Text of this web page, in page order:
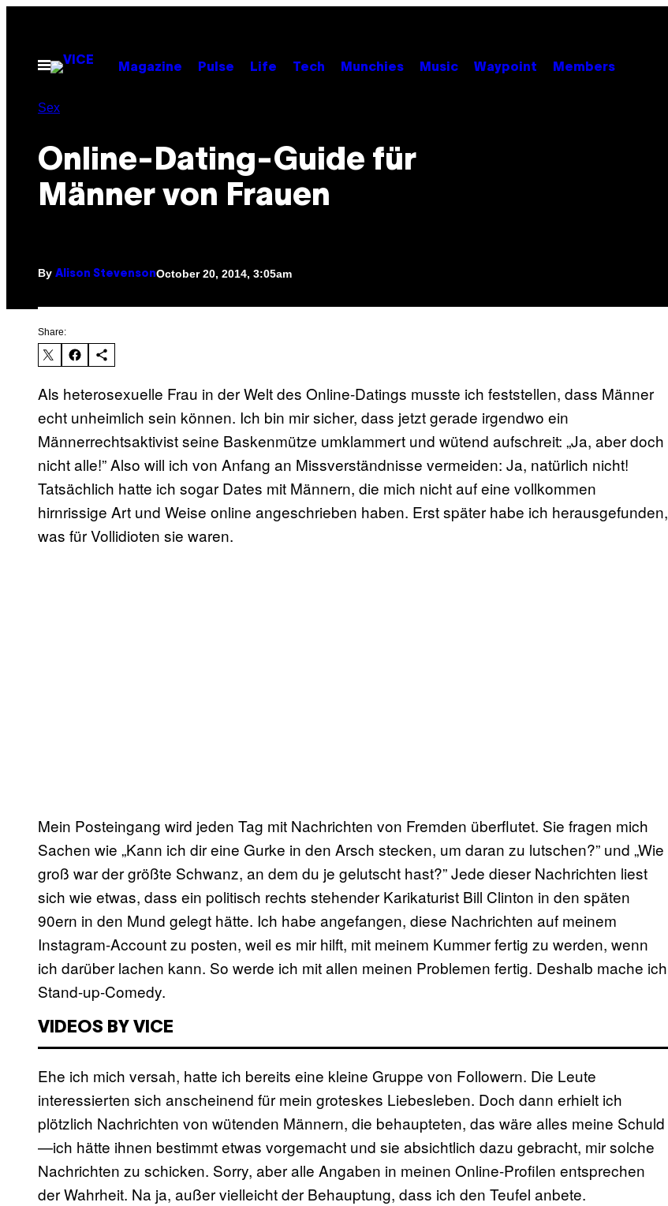
contentOpen
Menu
Magazine Pulse Life Tech Munchies Music Waypoint Members
Sex
Online-Dating-Guide für
Männer von Frauen
By Alison StevensonOctober 20, 2014, 3:05am
Share:
Als heterosexuelle Frau in der Welt des Online-Datings musste ich feststellen, dass Männer
echt unheimlich sein können. Ich bin mir sicher, dass jetzt gerade irgendwo ein
Männerrechtsaktivist seine Baskenmütze umklammert und wütend aufschreit: „Ja, aber doch
nicht alle!” Also will ich von Anfang an Missverständnisse vermeiden: Ja, natürlich nicht!
Tatsächlich hatte ich sogar Dates mit Männern, die mich nicht auf eine vollkommen
hirnrissige Art und Weise online angeschrieben haben. Erst später habe ich herausgefunden,
was für Vollidioten sie waren.
Mein Posteingang wird jeden Tag mit Nachrichten von Fremden überflutet. Sie fragen mich
Sachen wie „Kann ich dir eine Gurke in den Arsch stecken, um daran zu lutschen?” und „Wie
groß war der größte Schwanz, an dem du je gelutscht hast?” Jede dieser Nachrichten liest
sich wie etwas, dass ein politisch rechts stehender Karikaturist Bill Clinton in den späten
90ern in den Mund gelegt hätte. Ich habe angefangen, diese Nachrichten auf meinem
Instagram-Account zu posten, weil es mir hilft, mit meinem Kummer fertig zu werden, wenn
ich darüber lachen kann. So werde ich mit allen meinen Problemen fertig. Deshalb mache ich
Stand-up-Comedy.
VIDEOS BY VICE
Ehe ich mich versah, hatte ich bereits eine kleine Gruppe von Followern. Die Leute
interessierten sich anscheinend für mein groteskes Liebesleben. Doch dann erhielt ich
plötzlich Nachrichten von wütenden Männern, die behaupteten, das wäre alles meine Schuld
—ich hätte ihnen bestimmt etwas vorgemacht und sie absichtlich dazu gebracht, mir solche
Nachrichten zu schicken. Sorry, aber alle Angaben in meinen Online-Profilen entsprechen
der Wahrheit. Na ja, außer vielleicht der Behauptung, dass ich den Teufel anbete.